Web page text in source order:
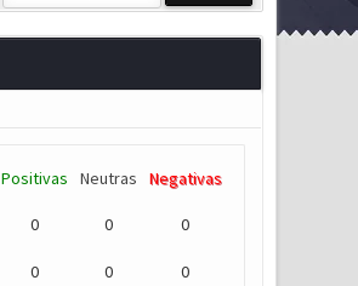
Positivas Neutras
Negativas
0 0 0
0 0
0